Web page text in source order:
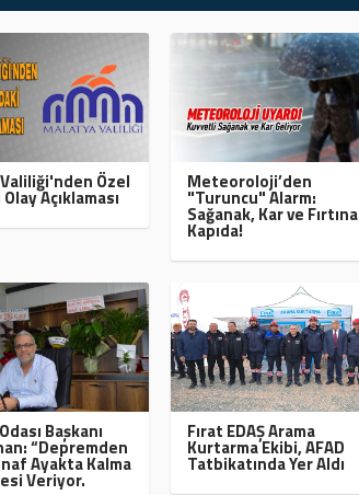
Özel
Açıklaması
Meteoroloji’den
"Turuncu" Alarm:
Sağanak, Kar ve Fırtına
Kapıda!
Başkanı
“Depremden
Ayakta Kalma
Veriyor.
Fırat EDAŞ Arama
Kurtarma Ekibi, AFAD
Tatbikatında Yer Aldı